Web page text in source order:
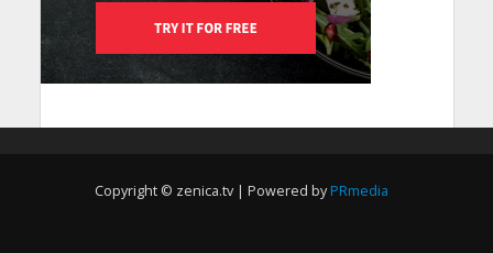
Copyright © zenica.tv | Powered by PRmedia